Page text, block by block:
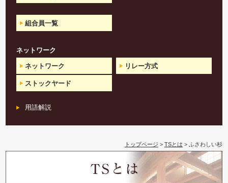
組合員一覧
ネットワーク
ネットワーク リレー方式
ストックヤード
用語解説
トップページ > TSとは > ふさわしい杉